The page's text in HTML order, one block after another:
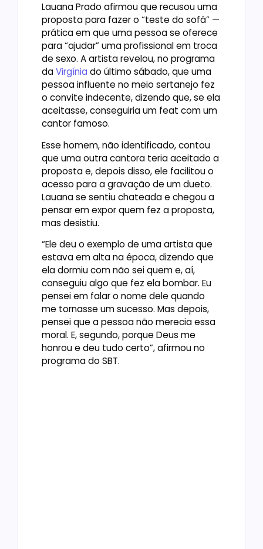
Lauana Prado afirmou que recusou uma
proposta para fazer o “teste do sofá” —
prática em que uma pessoa se oferece
para “ajudar” uma profissional em troca
de sexo. A artista revelou, no programa
daVirgínia do último sábado, que uma
pessoa influente no meio sertanejo fez
o convite indecente, dizendo que, se ela
aceitasse, conseguiria um feat com um
cantor famoso.
Esse homem, não identificado, contou
que uma outra cantora teria aceitado a
proposta e, depois disso, ele facilitou o
acesso para a gravação de um dueto.
Lauana se sentiu chateada e chegou a
pensar em expor quem fez a proposta,
mas desistiu.
“Ele deu o exemplo de uma artista que
estava em alta na época, dizendo que
ela dormiu com não sei quem e, aí,
conseguiu algo que fez ela bombar. Eu
pensei em falar o nome dele quando
me tornasse um sucesso. Mas depois,
pensei que a pessoa não merecia essa
moral. E, segundo, porque Deus me
honrou e deu tudo certo”, afirmou no
programa do SBT.